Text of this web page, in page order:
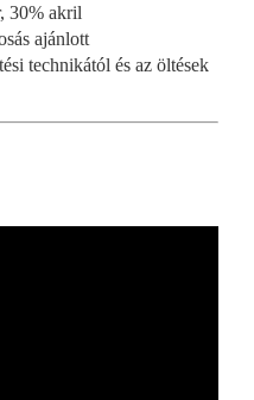
30% akril
ajánlott
technikától és az öltések